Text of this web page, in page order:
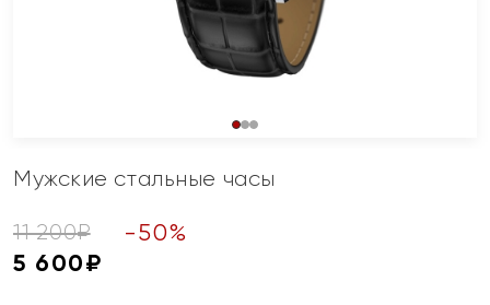
Мужские стальные часы
11 200₽ -50%
5 600₽